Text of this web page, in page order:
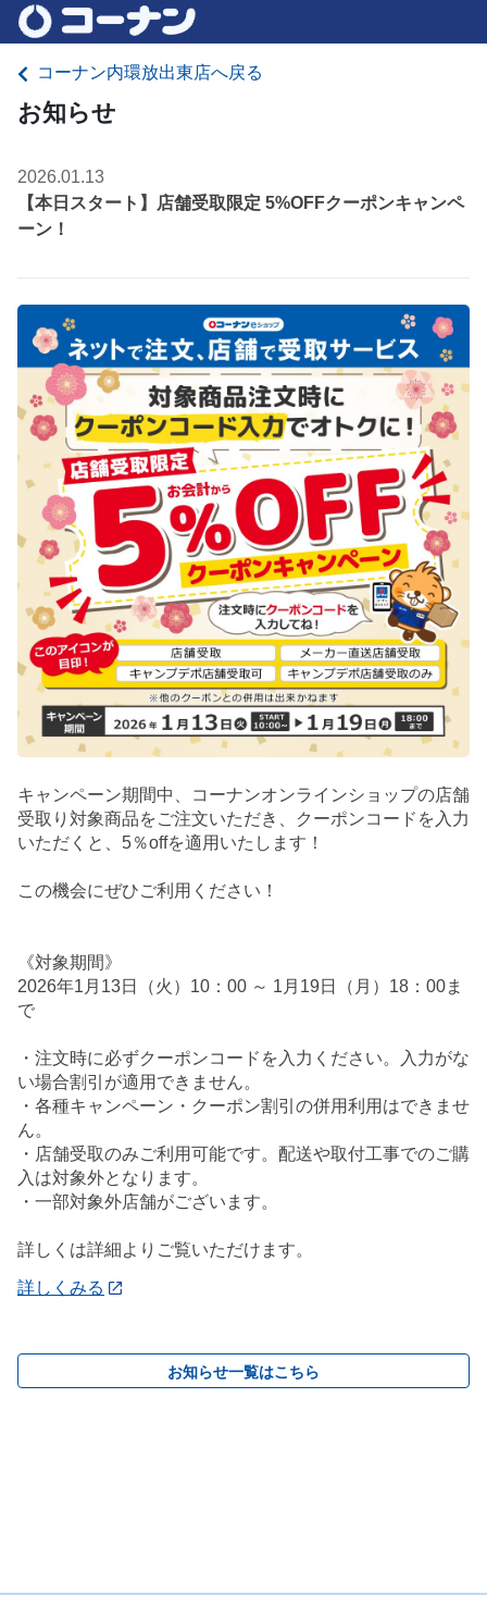
コーナン内環放出東店へ戻る
お知らせ
2026.01.13
【本日スタート】店舗受取限定 5%OFFクーポンキャンペ
ーン！
キャンペーン期間中、コーナンオンラインショップの店舗
受取り対象商品をご注文いただき、クーポンコードを入力
いただくと、5％offを適用いたします！
この機会にぜひご利用ください！
《対象期間》
2026年1月13日（火）10：00 ～ 1月19日（月）18：00ま
で
・注文時に必ずクーポンコードを入力ください。入力がな
い場合割引が適用できません。
・各種キャンペーン・クーポン割引の併用利用はできませ
ん。
・店舗受取のみご利用可能です。配送や取付工事でのご購
入は対象外となります。
・一部対象外店舗がございます。
詳しくは詳細よりご覧いただけます。
詳しくみる
お知らせ一覧はこちら